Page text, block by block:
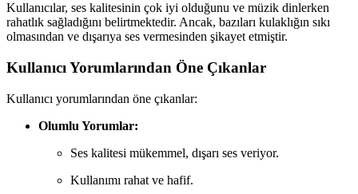
Kullanıcılar, ses kalitesinin çok iyi olduğunu ve müzik dinlerken
rahatlık sağladığını belirtmektedir. Ancak, bazıları kulaklığın sıkı
olmasından ve dışarıya ses vermesinden şikayet etmiştir.
Kullanıcı Yorumlarından Öne Çıkanlar
Kullanıcı yorumlarından öne çıkanlar:
Olumlu Yorumlar:
Ses kalitesi mükemmel, dışarı ses veriyor.
Kullanımı rahat ve hafif.